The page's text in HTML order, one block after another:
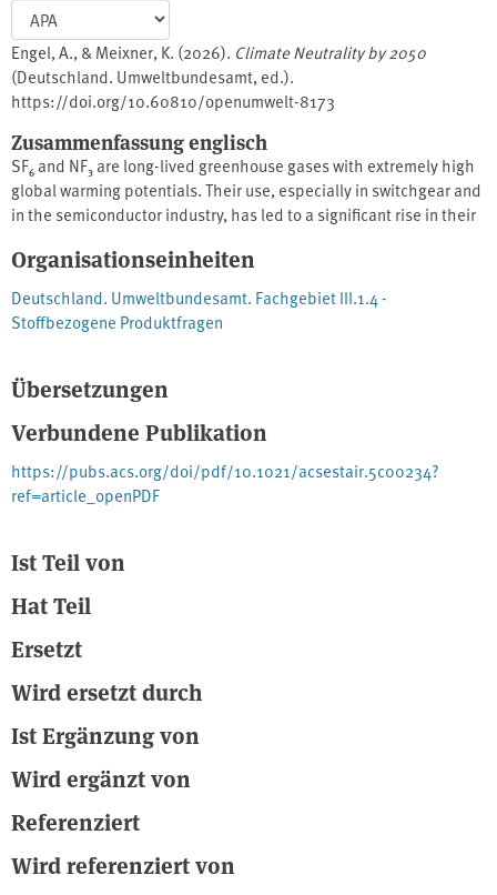
Engel, A., & Meixner, K. (2026). Climate Neutrality by 2050
(Deutschland. Umweltbundesamt, ed.).
https://doi.org/10.60810/openumwelt-8173
Zusammenfassung englisch
SF₆ and NF₃ are long-lived greenhouse gases with extremely high
global warming potentials. Their use, especially in switchgear and
in the semiconductor industry, has led to a significant rise in their
substances were established at the Taunus Observatory of Goethe
University Frankfurt. The measurements are fully incorporated into
the AGAGE network.As part of the project, extensive data on SF₆ in
Germany were compiled and analysed from various sources. The
Germany are in good agreement with the total emissions reported
to the UNFCCC. This suggests that the reported values may not
adequately reflect the distribution of actual emissions,
the official reports.
Organisationseinheiten
Deutschland. Umweltbundesamt. Fachgebiet III.1.4 -
Stoffbezogene Produktfragen
Übersetzungen
Verbundene Publikation
https://pubs.acs.org/doi/pdf/10.1021/acsestair.5c00234?
ref=article_openPDF
Ist Teil von
Hat Teil
Ersetzt
Wird ersetzt durch
Ist Ergänzung von
Wird ergänzt von
Referenziert
Wird referenziert von